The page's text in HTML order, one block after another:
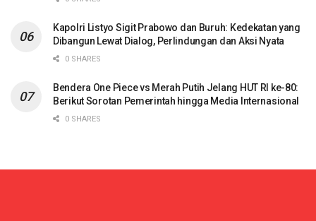
Kapolri Listyo Sigit Prabowo dan Buruh: Kedekatan yang
Dibangun Lewat Dialog, Perlindungan dan Aksi Nyata
0 SHARES
Bendera One Piece vs Merah Putih Jelang HUT RI ke-80:
Berikut Sorotan Pemerintah hingga Media Internasional
0 SHARES